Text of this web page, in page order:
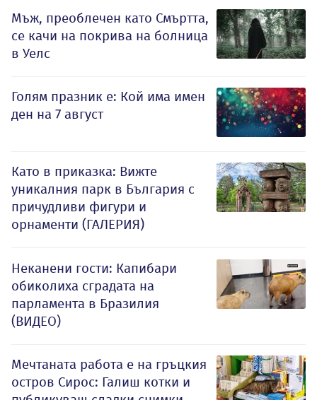
Мъж, преоблечен като Смъртта,
се качи на покрива на болница
в Уелс
Голям празник е: Кой има имен
ден на 7 август
Като в приказка: Вижте
уникалния парк в България с
причудливи фигури и
орнаменти (ГАЛЕРИЯ)
Неканени гости: Капибари
обиколиха сградата на
парламента в Бразилия
(ВИДЕО)
Мечтаната работа е на гръцкия
остров Сирос: Галиш котки и